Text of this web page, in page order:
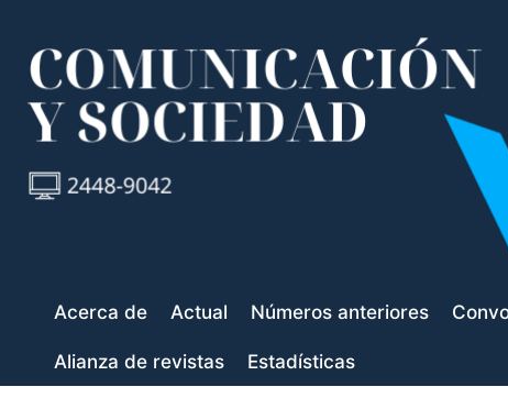
Acerca de Actual Números anteriores
Alianza de revistas Estadísticas